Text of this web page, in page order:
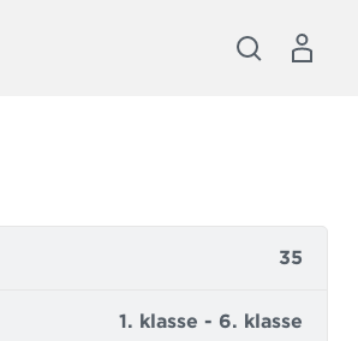
35
1. klasse - 6. klasse